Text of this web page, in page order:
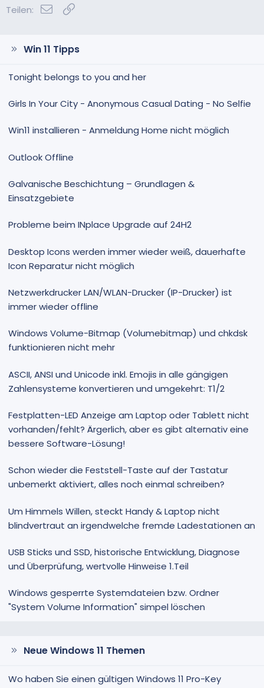
n
Teilen:
E-Mail
Win 11 Tipps
Tonight belongs to you and her
Girls In Your City - Anonymous Casual Dating - No Selfie
Win11 installieren - Anmeldung Home nicht möglich
Outlook Offline
Galvanische Beschichtung – Grundlagen &
Einsatzgebiete
Probleme beim INplace Upgrade auf 24H2
Desktop Icons werden immer wieder weiß, dauerhafte
Icon Reparatur nicht möglich
Netzwerkdrucker LAN/WLAN-Drucker (IP-Drucker) ist
immer wieder offline
Windows Volume-Bitmap (Volumebitmap) und chkdsk
funktionieren nicht mehr
ASCII, ANSI und Unicode inkl. Emojis in alle gängigen
Zahlensysteme konvertieren und umgekehrt: T1/2
Festplatten-LED Anzeige am Laptop oder Tablett nicht
vorhanden/fehlt? Ärgerlich, aber es gibt alternativ eine
bessere Software-Lösung!
Schon wieder die Feststell-Taste auf der Tastatur
unbemerkt aktiviert, alles noch einmal schreiben?
Um Himmels Willen, steckt Handy & Laptop nicht
blindvertraut an irgendwelche fremde Ladestationen an
USB Sticks und SSD, historische Entwicklung, Diagnose
und Überprüfung, wertvolle Hinweise 1.Teil
Windows gesperrte Systemdateien bzw. Ordner
"System Volume Information" simpel löschen
Neue Windows 11 Themen
Wo haben Sie einen gültigen Windows 11 Pro-Key